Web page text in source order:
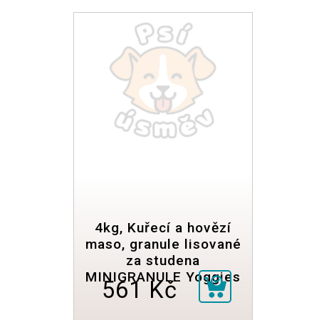
4kg, Kuřecí a hovězí
maso, granule lisované
za studena
MINIGRANULE Yoggies
561 Kč